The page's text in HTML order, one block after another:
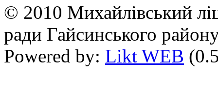
© 2010 Михайлівський
ради Гайсинського
Powered by: Likt WEB